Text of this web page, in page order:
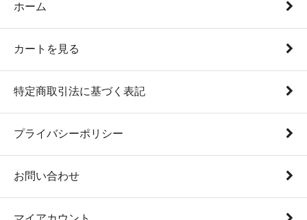
ホーム
カートを見る
特定商取引法に基づく表記
プライバシーポリシー
お問い合わせ